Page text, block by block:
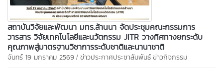
สถาบันวิจัยและพัฒนา มทร.ล้านนา จัดประชุมคณะกรรมการ
วารสาร วิจัยเทคโนโลยีและนวัตกรรม JITR วางทิศทางยกระดับ
คุณภาพสู่มาตรฐานวิชาการระดับชาติและนานาชาติ
จันทร์ 19 มกราคม 2569 / ข่าวประกาศประชาสัมพันธ์ข่าวกิจกรรม